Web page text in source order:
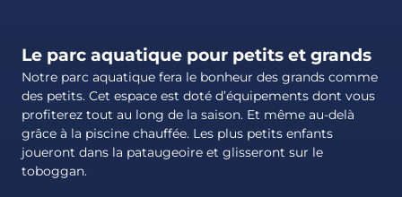
Le parc aquatique pour petits et grands
Notre parc aquatique fera le bonheur des grands comme
des petits. Cet espace est doté d’équipements dont vous
profiterez tout au long de la saison. Et même au-delà
grâce à la piscine chauffée. Les plus petits enfants
joueront dans la pataugeoire et glisseront sur le
toboggan.